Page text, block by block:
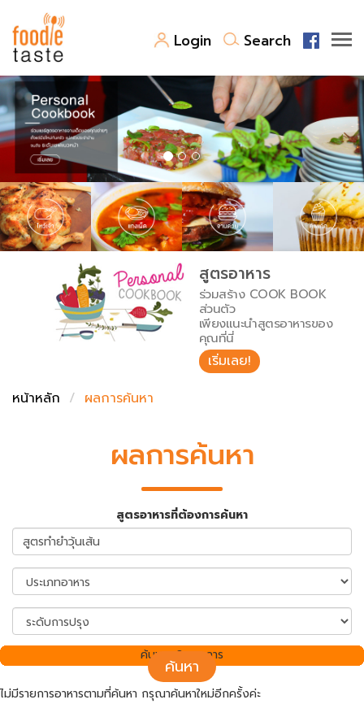
Login Search
สูตรอาหาร
สูตรอาหารล่าสุด
Top Foodie
พาไปชิม
สารพันก้นครัว
เคล็ดลับน่ารู้
เปรียบเทียบหน่วยการตวง
เปรียบเทียบอุณหภูมิ
เปรียบเทียบน้ำหนักวัตถุดิบ
FoodPedia
สร้าง Cookbook
สูตรอาหาร
ร่วมสร้าง COOK BOOK
ส่วนตัว
เพียงแนะนำสูตรอาหารของ
คุณที่นี่
เริ่มเลย!
หน้าหลัก
ผลการค้นหา
ผลการค้นหา
สูตรอาหารที่ต้องการค้นหา
ค้นหา
ไม่มีรายการอาหารตามที่ค้นหา กรุณาค้นหาใหม่อีกครั้งค่ะ
ค้นพบ 0 รายการ